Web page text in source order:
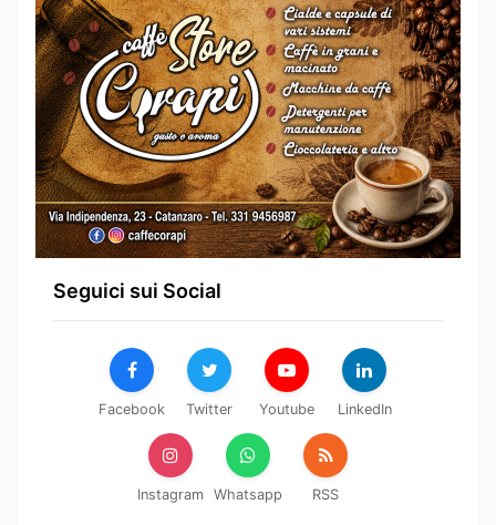
Seguici sui Social
Facebook Twitter Youtube LinkedIn
Instagram Whatsapp RSS